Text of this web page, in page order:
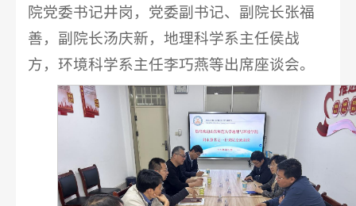
院党委书记井岗，党委副书记、副院长张福
善，副院长汤庆新，地理科学系主任侯战
方，环境科学系主任李巧燕等出席座谈会。